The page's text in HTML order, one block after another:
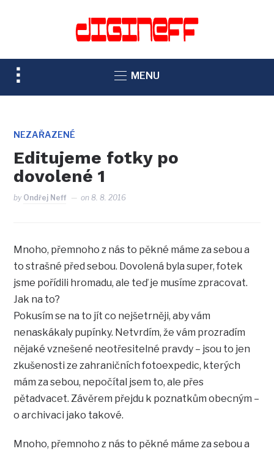
TOGGLE
SIDEBAR
NAVIGATION
MENU
NEZAŘAZENÉ
Editujeme fotky po
dovolené 1
by Ondřej Neff on8. 8. 2016
Mnoho, přemnoho z nás to pěkné máme za sebou a
to strašné před sebou. Dovolená byla super, fotek
jsme pořídili hromadu, ale teď je musíme zpracovat.
Jak na to?
Pokusím se na to jít co nejšetrněji, aby vám
nenaskákaly pupínky. Netvrdím, že vám prozradím
nějaké vznešené neotřesitelné pravdy – jsou to jen
zkušenosti ze zahraničních fotoexpedic, kterých
mám za sebou, nepočítal jsem to, ale přes
pětadvacet. Závěrem přejdu k poznatkům obecným –
o archivaci jako takové.
Mnoho, přemnoho z nás to pěkné máme za sebou a